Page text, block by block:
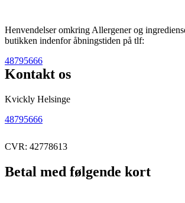
Henvendelser omkring Allergener og
butikken indenfor åbningstiden på tlf:
48795666
Kontakt os
Kvickly Helsinge
48795666
CVR: 42778613
Betal med følgende kort